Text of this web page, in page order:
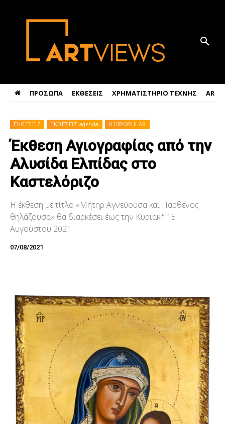
ΠΡΟΣΩΠΑ ΕΚΘΕΣΕΙΣ ΧΡΗΜΑΤΙΣΤΗΡΙΟ ΤΕΧΝΗΣ ART
ΕΚΘΕΣΕΙΣ ΕΚΘΕΣΕΙΣ agenda Ω10POPULAR
Έκθεση Αγιογραφίας από την
Αλυσίδα Ελπίδας στο
Καστελόριζο
Η έκθεση με τίτλο «Μήτηρ Αγνεύουσα και Παρθένος
θηλάζουσα» θα διαρκέσει έως την Κυριακή 15
Αυγούστου 2021.
07/08/2021